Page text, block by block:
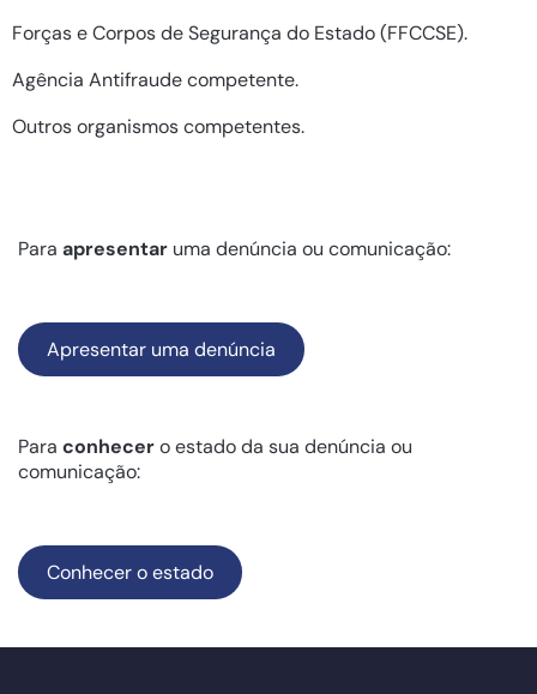
Forças e Corpos de Segurança do Estado (FFCCSE).
Agência Antifraude competente.
Outros organismos competentes.
Para apresentar uma denúncia ou comunicação:
Apresentar uma denúncia
Para conhecero estado da sua denúncia ou
comunicação:
Conhecer o estado